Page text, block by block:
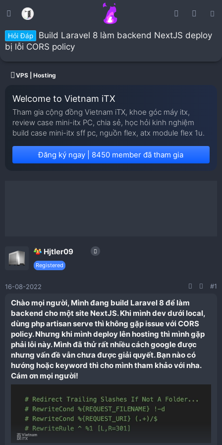
Hỏi Đáp
Build Laravel 8 làm backend NextJS deploy
bị lỗi CORS policy
VPS | Hosting
Welcome to Vietnam iTX
Tham gia cộng đồng Vietnam iTX, khoe góc máy itx,
review case mini-itx PC, chia sẻ, học hỏi kinh nghiệm
build case mini-itx sff pc, nguồn flex, atx module flex 1u.
Đăng ký ngay | 8450 member đã tham gia
Hjtler09
Registered
16-08-2022 #1
Chào mọi người, Mình đang build Laravel 8 để làm
backend cho một site NextJS. Khi mình dev dưới local,
dùng php artisan serve thì không gặp issue với CORS
policy. Nhưng khi mình deploy lên hosting thì mình gặp
phải lỗi này. Mình đã thử rất nhiều cách google được
nhưng vấn đề vẫn chưa được giải quyết. Bạn nào có
hướng hoặc keyword thì cho mình tham khảo với nha.
Cám ơn mọi người!​